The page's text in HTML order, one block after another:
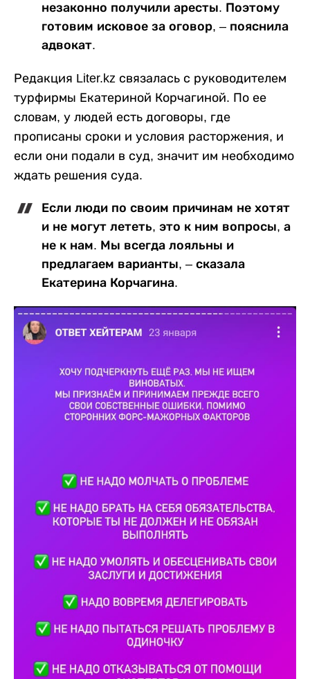
незаконно получили аресты. Поэтому
готовим исковое за оговор, – пояснила
адвокат.
Редакция Liter.kz связалась с руководителем
турфирмы Екатериной Корчагиной. По ее
словам, у людей есть договоры, где
прописаны сроки и условия расторжения, и
если они подали в суд, значит им необходимо
ждать решения суда.
Если люди по своим причинам не хотят
и не могут лететь, это к ним вопросы, а
не к нам. Мы всегда лояльны и
предлагаем варианты, – сказала
Екатерина Корчагина.